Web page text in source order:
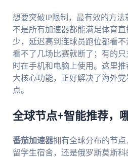
想要突破IP限制，最有效的方
不是所有加速器都能满足体育
少，延迟高到连球员跑位都看不
看不了几场比赛就断了；有的
时在手机和电脑上使用。这里推
大核心功能，正好解决了海外
点。
全球节点+智能推荐，
番茄加速器拥有全球分布的节
留学生宿舍，还是俄罗斯莫斯